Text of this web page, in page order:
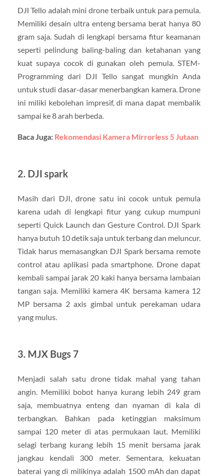
DJI Tello adalah mini drone terbaik untuk para pemula.
Memiliki desain ultra enteng bersama berat hanya 80
gram saja. Sudah di lengkapi bersama fitur keamanan
seperti pelindung baling-baling dan ketahanan yang
kuat supaya cocok di gunakan oleh pemula. STEM-
Programming dari DJI Tello sangat mungkin Anda
untuk studi dasar-dasar menerbangkan kamera. Drone
ini miliki kebolehan impresif, di mana dapat membalik
sampai ke 8 arah berbeda.
Baca Juga: Rekomendasi Kamera Mirrorless 5 Jutaan
2. DJI spark
Masih dari DJI, drone satu ini cocok untuk pemula
karena udah di lengkapi fitur yang cukup mumpuni
seperti Quick Launch dan Gesture Control. DJI Spark
hanya butuh 10 detik saja untuk terbang dan meluncur.
Tidak harus memasangkan DJI Spark bersama remote
control atau aplikasi pada smartphone. Drone dapat
kembali sampai jarak 20 kaki hanya bersama lambaian
tangan saja. Memiliki kamera 4K bersama kamera 12
MP bersama 2 axis gimbal untuk perekaman udara
yang mulus.
3. MJX Bugs 7
Menjadi salah satu drone tidak mahal yang tahan
angin. Memiliki bobot hanya kurang lebih 249 gram
saja, membuatnya enteng dan nyaman di kala di
terbangkan. Bahkan pada ketinggian maksimum
sampai 120 meter di atas permukaan laut. Memiliki
selagi terbang kurang lebih 15 menit bersama jarak
jangkau kendali 300 meter. Sementara, kekuatan
baterai yang di milikinya adalah 1500 mAh dan dapat